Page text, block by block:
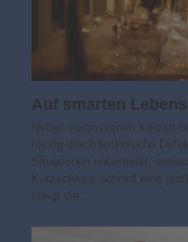
Auf smarten
Neben vergessenen Kerzen
häufig durch technische
Situationen unbemerkt,
Kurzschluss schnell eine
steigt die…